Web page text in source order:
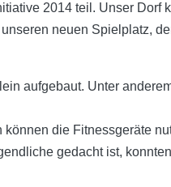
2014 teil. Unser Dorf
neuen Spielplatz,
aufgebaut. Unter
die Fitnessgeräte
gedacht ist,